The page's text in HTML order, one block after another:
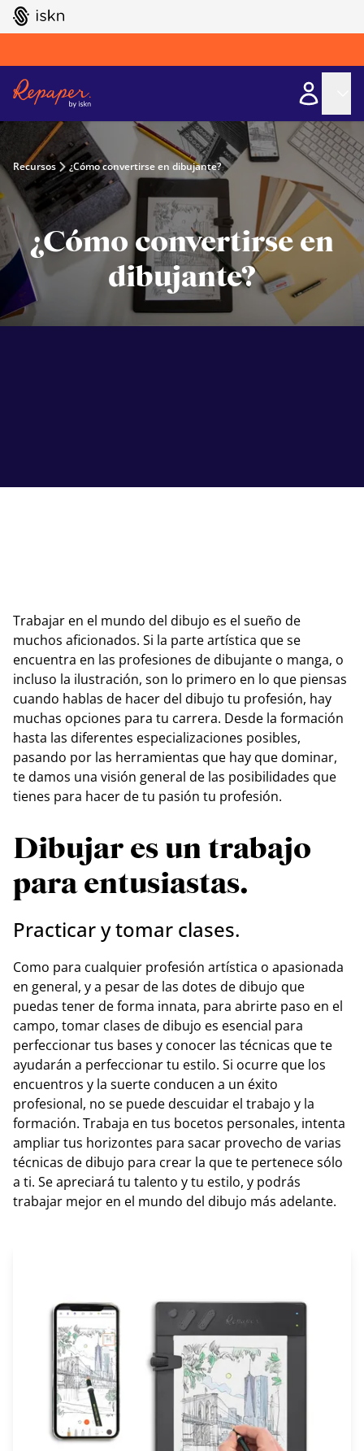
GO TO ISKN HOME
Recursos ¿Cómo convertirse en dibujante?
¿Cómo convertirse en
dibujante?
Trabajar en el mundo del dibujo es el sueño de
muchos aficionados. Si la parte artística que se
encuentra en las profesiones de dibujante o manga, o
incluso la ilustración, son lo primero en lo que piensas
cuando hablas de hacer del dibujo tu profesión, hay
muchas opciones para tu carrera. Desde la formación
hasta las diferentes especializaciones posibles,
pasando por las herramientas que hay que dominar,
te damos una visión general de las posibilidades que
tienes para hacer de tu pasión tu profesión.
Dibujar es un trabajo
para entusiastas.
Practicar y tomar clases.
Como para cualquier profesión artística o apasionada
en general, y a pesar de las dotes de dibujo que
puedas tener de forma innata, para abrirte paso en el
campo, tomar clases de dibujo es esencial para
perfeccionar tus bases y conocer las técnicas que te
ayudarán a perfeccionar tu estilo. Si ocurre que los
encuentros y la suerte conducen a un éxito
profesional, no se puede descuidar el trabajo y la
formación. Trabaja en tus bocetos personales, intenta
ampliar tus horizontes para sacar provecho de varias
técnicas de dibujo para crear la que te pertenece sólo
a ti. Se apreciará tu talento y tu estilo, y podrás
trabajar mejor en el mundo del dibujo más adelante.